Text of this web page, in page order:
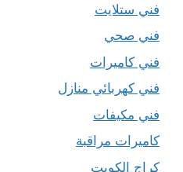
فني ستلايت
فني صحي
فني كاميرات
فني كهربائي منازل
فني مكيفات
كاميرات مراقبة
كراج الكويت